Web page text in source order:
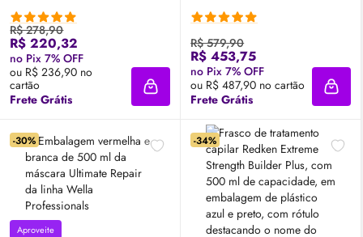
R$ 278,90
R$ 220,32
no Pix 7% OFF
ou R$ 236,90 no
cartão
Frete Grátis
Adicionar à sacola
R$ 579,90
R$ 453,75
no Pix 7% OFF
ou R$ 487,90 no cartão
Frete Grátis
-30%
Aproveite
-34%